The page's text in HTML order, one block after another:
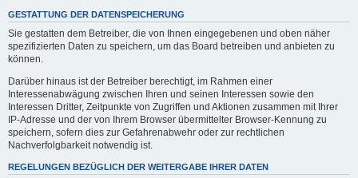
GESTATTUNG DER DATENSPEICHERUNG
Sie gestatten dem Betreiber, die von Ihnen eingegebenen und oben näher
spezifizierten Daten zu speichern, um das Board betreiben und anbieten zu
können.
Darüber hinaus ist der Betreiber berechtigt, im Rahmen einer
Interessenabwägung zwischen Ihren und seinen Interessen sowie den
Interessen Dritter, Zeitpunkte von Zugriffen und Aktionen zusammen mit Ihrer
IP-Adresse und der von Ihrem Browser übermittelter Browser-Kennung zu
speichern, sofern dies zur Gefahrenabwehr oder zur rechtlichen
Nachverfolgbarkeit notwendig ist.
REGELUNGEN BEZÜGLICH DER WEITERGABE IHRER DATEN